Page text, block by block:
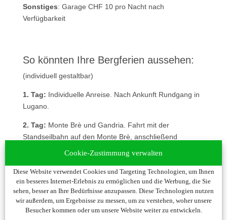
Cookie-Zustimmung verwalten
Diese Website verwendet Cookies und Targeting Technologien, um Ihnen
ein besseres Internet-Erlebnis zu ermöglichen und die Werbung, die Sie
sehen, besser an Ihre Bedürfnisse anzupassen. Diese Technologien nutzen
wir außerdem, um Ergebnisse zu messen, um zu verstehen, woher unsere
Besucher kommen oder um unsere Website weiter zu entwickeln.
Sonstiges: Garage CHF 10 pro Nacht nach
Verfügbarkeit
So könnten Ihre Bergferien aussehen:
(individuell gestaltbar)
1. Tag: Individuelle Anreise. Nach Ankunft Rundgang in
Lugano.
2. Tag: Monte Brè und Gandria. Fahrt mit der
Standseilbahn auf den Monte Brè, anschließend
Rückfahrt mit dem Schiff.
3. Tag:Locarno und Lago Maggiore. Fahrt nach
Locarno und Schifffahrt auf dem Lago Maggiore zu den
Brissago-Inseln mit Besuch des Botanischen Gartens